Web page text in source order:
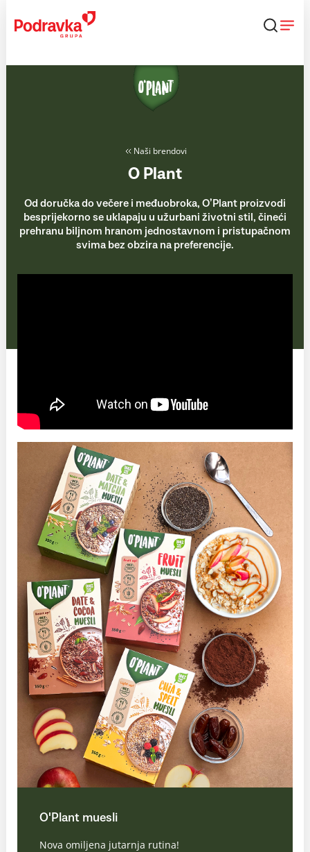
content
Naši brendovi
O Plant
Od doručka do večere i međuobroka, O’Plant proizvodi
besprijekorno se uklapaju u užurbani životni stil, čineći
prehranu biljnom hranom jednostavnom i pristupačnom
svima bez obzira na preferencije.
O'Plant muesli
Nova omiljena jutarnja rutina!